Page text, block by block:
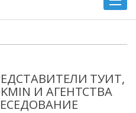
ТУИТ,
И АГЕНТСТВА